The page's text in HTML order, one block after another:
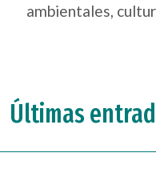
ambientales,
Últimas